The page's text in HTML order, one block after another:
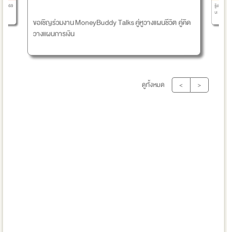
ปี 2569
ขอเชิญร่วมงาน MoneyBuddy Talks คู่หูวางแผนชีวิต คู่คิด
วางแผนการเงิน
รู้ยังไม่
นะ
ดูทั้งหมด < >